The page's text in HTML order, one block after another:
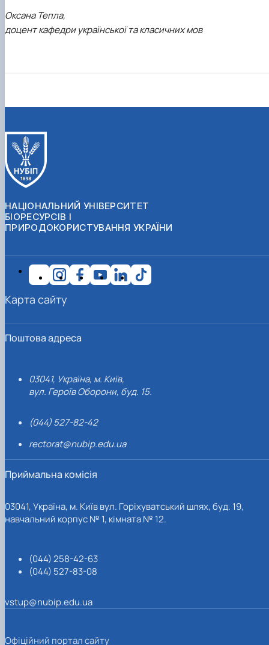
Оксана Тепла,
доцент кафедри української та класичних мов
НАЦІОНАЛЬНИЙ УНІВЕРСИТЕТ
БІОРЕСУРСІВ І
ПРИРОДОКОРИСТУВАННЯ УКРАЇНИ
Поштова адреса
03041, Україна, м. Київ,
вул. Героїв Оборони, буд. 15.
(044) 527-82-42
rectorat@nubip.edu.ua
Приймальна комісія
03041, Україна, м. Київ вул. Горіхуватський шлях, буд. 19,
навчальний корпус № 1, кімната № 12.
(044) 258-42-63
(044) 527-83-08
vstup@nubip.edu.ua
Карта сайту
Офіційний портал сайту